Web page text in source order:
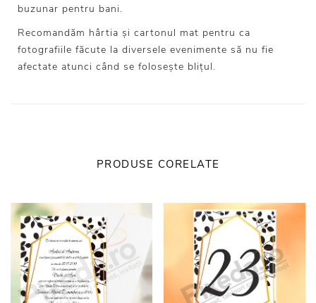
buzunar pentru bani.
Recomandăm hârtia și cartonul mat pentru ca
fotografiile făcute la diversele evenimente să nu fie
afectate atunci când se folosește blițul.
PRODUSE CORELATE